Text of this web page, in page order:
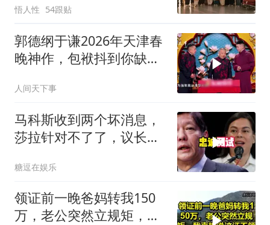
悟人性 54跟贴
郭德纲于谦2026年天津春
晚神作，包袱抖到你缺氧
人间天下事
马科斯收到两个坏消息，
莎拉针对不了了，议长反
糖逗在娱乐
领证前一晚爸妈转我150
万，老公突然立规矩，我